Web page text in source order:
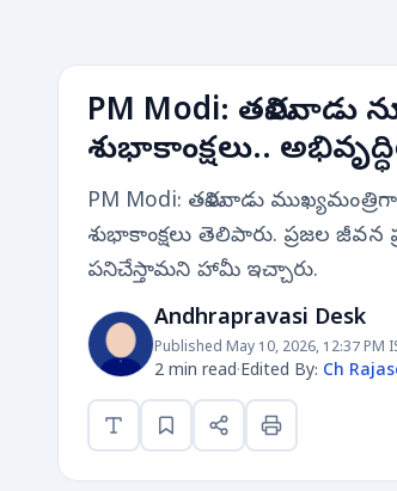
PM Modi:
శుభాకాంక్షలు..
PM Modi: తమిళనాడు
శుభాకాంక్షలు తెలిపారు. ప్రజల జీవన
పనిచేస్తామని హామీ ఇచ్చారు.
Andhrapravasi Desk
Published May 10, 2026, 12:37 PM
2 min read·Edited By: Ch